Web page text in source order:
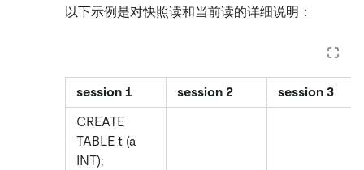
以下示例是对快照读和当前读的详细说明：
session 1 session 2
session 3
CREATE
TABLE t (a
INT);